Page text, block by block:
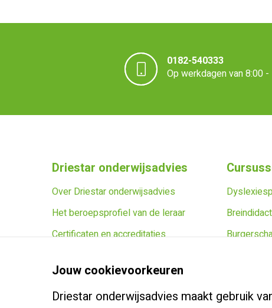
0182-540333
Op werkdagen van 8:00
Driestar onderwijsadvies
Over Driestar onderwijsadvies
Het beroepsprofiel van de leraar
Certificaten en accreditaties
Contact
Klachtenreglement
Jouw cookievoorkeuren
Driestar onderwijsadvies maakt gebruik